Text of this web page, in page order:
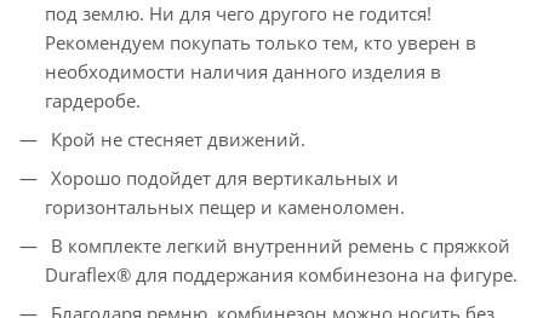
под землю. Ни для чего другого не годится!
Рекомендуем покупать только тем, кто уверен в
необходимости наличия данного изделия в
гардеробе.
Крой не стесняет движений.
Хорошо подойдет для вертикальных и
горизонтальных пещер и каменоломен.
В комплекте легкий внутренний ремень с пряжкой
Duraflex® для поддержания комбинезона на фигуре.